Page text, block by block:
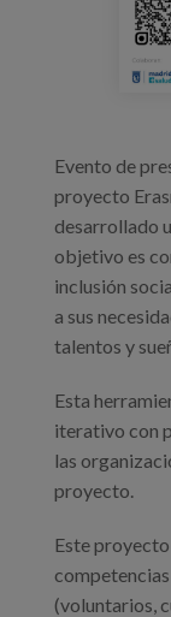
Evento de
proyecto
desarrollado
objetivo es
inclusión
a sus
talentos y
Esta
iterativo con
las
proyecto.
Este
(voluntarios,